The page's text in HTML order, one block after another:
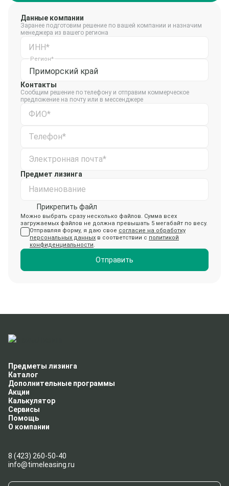
Данные компании
Заранее подготовим решение по вашей компании и назначим
менеджера из вашего региона
ИНН*
Приморский край
Регион*
Контакты
Сообщим решение по телефону и отправим коммерческое
предложение на почту или в мессенджере
ФИО*
Телефон*
Электронная почта*
Предмет лизинга
Наименование
Прикрепить файл
Можно выбрать сразу несколько файлов. Сумма всех
загружаемых файлов не должна превышать 5 мегабайт по весу.
Отправляя форму, я даю свое согласие на обработку
персональных данных в соответствии с политикой
конфиденциальности.
Отправить
Предметы лизинга
Каталог
Дополнительные программы
Акции
Калькулятор
Сервисы
Помощь
О компании
8 (423) 260-50-40
info@timeleasing.ru